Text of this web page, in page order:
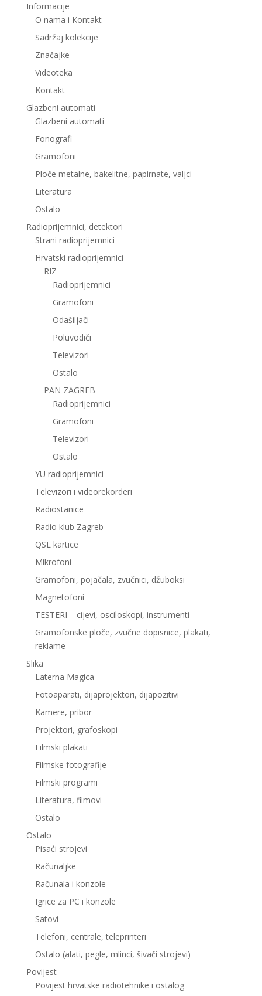
Informacije
O nama i Kontakt
Sadržaj kolekcije
Značajke
Videoteka
Kontakt
Glazbeni automati
Glazbeni automati
Fonografi
Gramofoni
Ploče metalne, bakelitne, papirnate, valjci
Literatura
Ostalo
Radioprijemnici, detektori
Strani radioprijemnici
Hrvatski radioprijemnici
RIZ
Radioprijemnici
Gramofoni
Odašiljači
Poluvodiči
Televizori
Ostalo
PAN ZAGREB
Radioprijemnici
Gramofoni
Televizori
Ostalo
YU radioprijemnici
Televizori i videorekorderi
Radiostanice
Radio klub Zagreb
QSL kartice
Mikrofoni
Gramofoni, pojačala, zvučnici, džuboksi
Magnetofoni
TESTERI – cijevi, osciloskopi, instrumenti
Gramofonske ploče, zvučne dopisnice, plakati,
reklame
Slika
Laterna Magica
Fotoaparati, dijaprojektori, dijapozitivi
Kamere, pribor
Projektori, grafoskopi
Filmski plakati
Filmske fotografije
Filmski programi
Literatura, filmovi
Ostalo
Ostalo
Pisaći strojevi
Računaljke
Računala i konzole
Igrice za PC i konzole
Satovi
Telefoni, centrale, teleprinteri
Ostalo (alati, pegle, mlinci, šivači strojevi)
Povijest
Povijest hrvatske radiotehnike i ostalog